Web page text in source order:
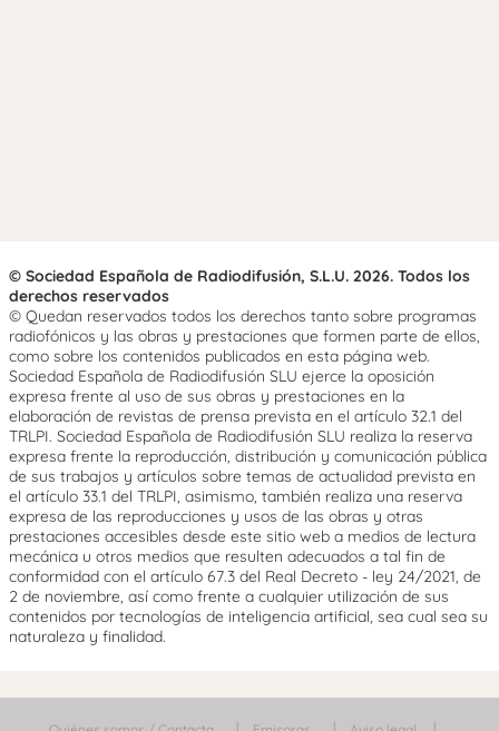
© Sociedad Española de Radiodifusión, S.L.U. 2026. Todos los
derechos reservados
© Quedan reservados todos los derechos tanto sobre programas
radiofónicos y las obras y prestaciones que formen parte de ellos,
como sobre los contenidos publicados en esta página web.
Sociedad Española de Radiodifusión SLU ejerce la oposición
expresa frente al uso de sus obras y prestaciones en la
elaboración de revistas de prensa prevista en el artículo 32.1 del
TRLPI. Sociedad Española de Radiodifusión SLU realiza la reserva
expresa frente la reproducción, distribución y comunicación pública
de sus trabajos y artículos sobre temas de actualidad prevista en
el artículo 33.1 del TRLPI, asimismo, también realiza una reserva
expresa de las reproducciones y usos de las obras y otras
prestaciones accesibles desde este sitio web a medios de lectura
mecánica u otros medios que resulten adecuados a tal fin de
conformidad con el artículo 67.3 del Real Decreto - ley 24/2021, de
2 de noviembre, así como frente a cualquier utilización de sus
contenidos por tecnologías de inteligencia artificial, sea cual sea su
naturaleza y finalidad.